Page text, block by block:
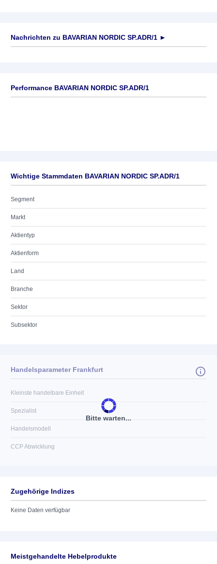
Nachrichten zu BAVARIAN NORDIC SP.ADR/1 ►
Performance BAVARIAN NORDIC SP.ADR/1
Wichtige Stammdaten BAVARIAN NORDIC SP.ADR/1
Segment
Markt
Aktientyp
Aktienform
Land
Branche
Sektor
Subsektor
Bitte warten...
Handelsparameter Frankfurt
Kleinste handelbare Einheit
Spezialist
Handelsmodell
CCP Abwicklung
Zugehörige Indizes
Keine Daten verfügbar
Meistgehandelte Hebelprodukte